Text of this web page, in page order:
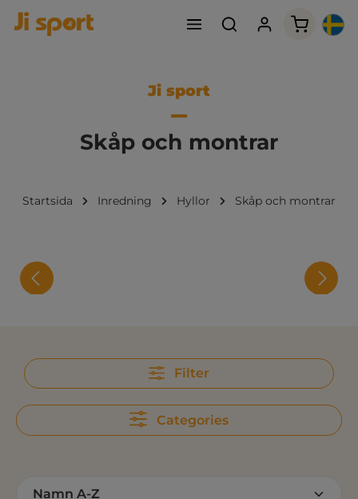
Ji sport
Skåp och montrar
Startsida Inredning Hyllor Skåp och montrar
Filter
Categories